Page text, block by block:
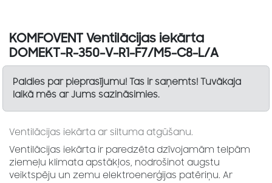
KOMFOVENT Ventilācijas iekārta
DOMEKT-R-350-V-R1-F7/M5-C8-L/A
Paldies par pieprasījumu! Tas ir saņemts! Tuvākaja
laikā mēs ar Jums sazināsimies.
Ventilācijas iekārta ar siltuma atgūšanu.
Ventilācijas iekārta ir paredzēta dzīvojamām telpām
ziemeļu klimata apstākļos, nodrošinot augstu
veiktspēju un zemu elektroenerģijas patēriņu. Ar